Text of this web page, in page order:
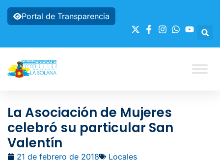
Portal de Transparencia
La Asociación de Mujeres
celebró su particular San
Valentín
21 de febrero de 2018 Locales